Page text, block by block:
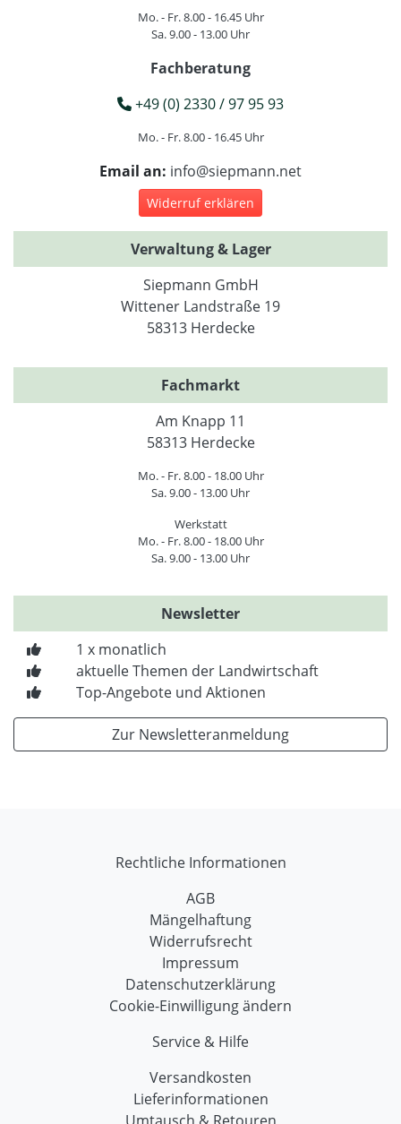
Mo. - Fr. 8.00 - 16.45 Uhr
Sa. 9.00 - 13.00 Uhr
Fachberatung
+49 (0) 2330 / 97 95 93
Mo. - Fr. 8.00 - 16.45 Uhr
Email an: info@siepmann.net
Widerruf erklären
Verwaltung & Lager
Siepmann GmbH
Wittener Landstraße 19
58313 Herdecke
Fachmarkt
Am Knapp 11
58313 Herdecke
Mo. - Fr. 8.00 - 18.00 Uhr
Sa. 9.00 - 13.00 Uhr
Werkstatt
Mo. - Fr. 8.00 - 18.00 Uhr
Sa. 9.00 - 13.00 Uhr
Newsletter
1 x monatlich
aktuelle Themen der Landwirtschaft
Top-Angebote und Aktionen
Zur Newsletteranmeldung
Rechtliche Informationen
AGB
Mängelhaftung
Widerrufsrecht
Impressum
Datenschutzerklärung
Cookie-Einwilligung ändern
Service & Hilfe
Versandkosten
Lieferinformationen